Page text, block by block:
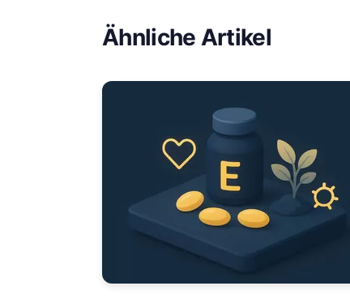
Ähnliche Artikel